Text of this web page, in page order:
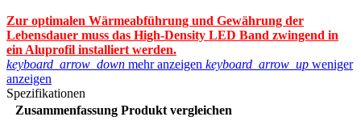
Zur optimalen Wärmeabführung und Gewährung der
Lebensdauer muss das High-Density LED Band zwingend in
ein Aluprofil installiert werden.
keyboard_arrow_down mehr anzeigen keyboard_arrow_up weniger
anzeigen
Spezifikationen
Zusammenfassung Produkt vergleichen